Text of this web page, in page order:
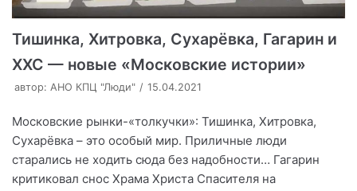
Тишинка, Хитровка, Сухарёвка, Гагарин и
ХХС — новые «Московские истории»
автор: АНО КПЦ "Люди" 15.04.2021
Московские рынки-«толкучки»: Тишинка, Хитровка,
Сухарёвка – это особый мир. Приличные люди
старались не ходить сюда без надобности… Гагарин
критиковал снос Храма Христа Спасителя на